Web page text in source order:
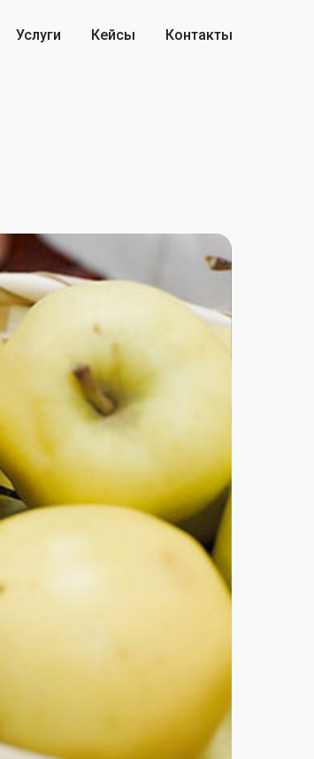
Услуги Кейсы Контакты